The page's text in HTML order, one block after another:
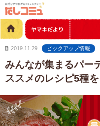
ヤマキだより
2019.11.29 ピックアップ情報
みんなが集まるパー
ススメのレシピ5種